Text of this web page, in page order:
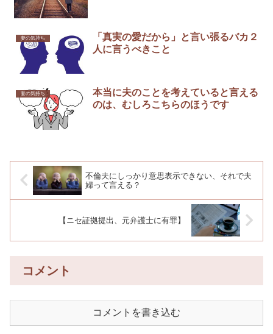
妻の気持ち
「真実の愛だから」と言い張るバカ２
人に言うべきこと
妻の気持ち
本当に夫のことを考えていると言える
のは、むしろこちらのほうです
不倫夫にしっかり意思表示できない、それで夫
婦って言える？
【ニセ証拠提出、元弁護士に有罪】
コメント
コメントを書き込む